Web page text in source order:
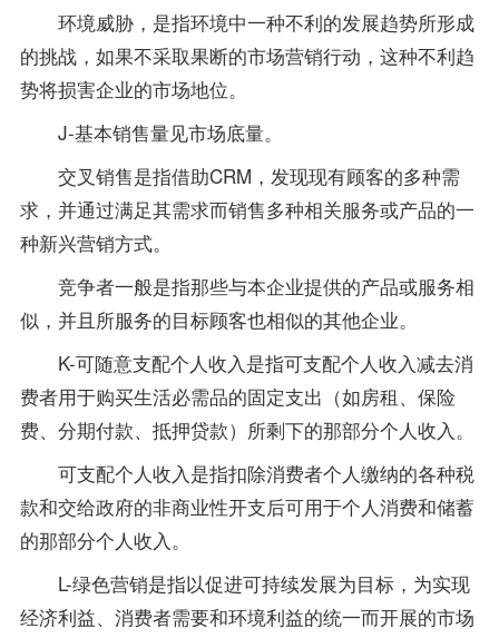
环境威胁，是指环境中一种不利的发展趋势所形成
的挑战，如果不采取果断的市场营销行动，这种不利趋
势将损害企业的市场地位。
J-基本销售量见市场底量。
交叉销售是指借助CRM，发现现有顾客的多种需
求，并通过满足其需求而销售多种相关服务或产品的一
种新兴营销方式。
竞争者一般是指那些与本企业提供的产品或服务相
似，并且所服务的目标顾客也相似的其他企业。
K-可随意支配个人收入是指可支配个人收入减去消
费者用于购买生活必需品的固定支出（如房租、保险
费、分期付款、抵押贷款）所剩下的那部分个人收入。
可支配个人收入是指扣除消费者个人缴纳的各种税
款和交给政府的非商业性开支后可用于个人消费和储蓄
的那部分个人收入。
L-绿色营销是指以促进可持续发展为目标，为实现
经济利益、消费者需要和环境利益的统一而开展的市场